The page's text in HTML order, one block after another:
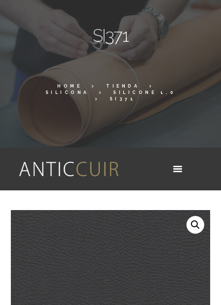
SI371
HOME
TIENDA
SILICONA
SILICONE 1.0
SI371